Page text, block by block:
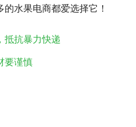
水果电商都爱选择它！
抵抗暴力快递
要谨慎